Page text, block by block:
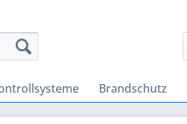
Brandschutz